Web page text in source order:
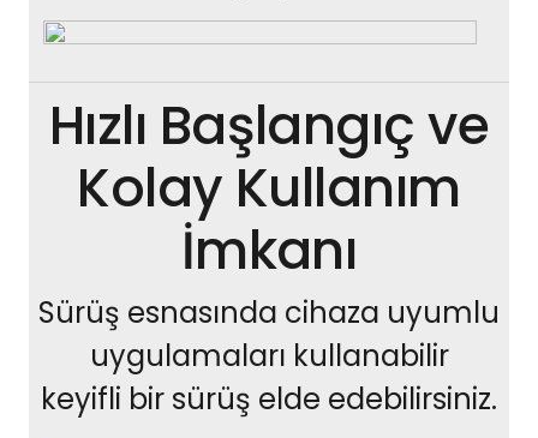
Hızlı Başlangıç ve
Kolay Kullanım
İmkanı
Sürüş esnasında cihaza uyumlu
uygulamaları kullanabilir
keyifli bir sürüş elde edebilirsiniz.